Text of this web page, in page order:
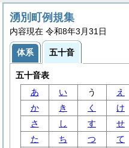
湧別町例規集
内容現在 令和8年3月31日
体系 五十音
五十音表
あ
い う え
か
き く け
さ
し す せ
た
ち つ て